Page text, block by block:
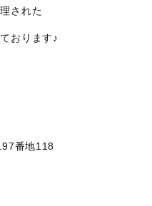
された
おります♪
番地118